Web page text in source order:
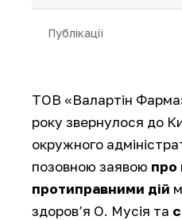
Публікації
ТОВ «Валартін
року звернулося до
окружного
позовною заявою про
протиправними дій
здоров’я О. Мусія та